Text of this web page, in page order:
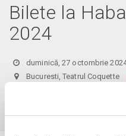
Bilete la
2024
duminică, 27 octombrie
Bucuresti, Teatrul
Dupa ora inceperii